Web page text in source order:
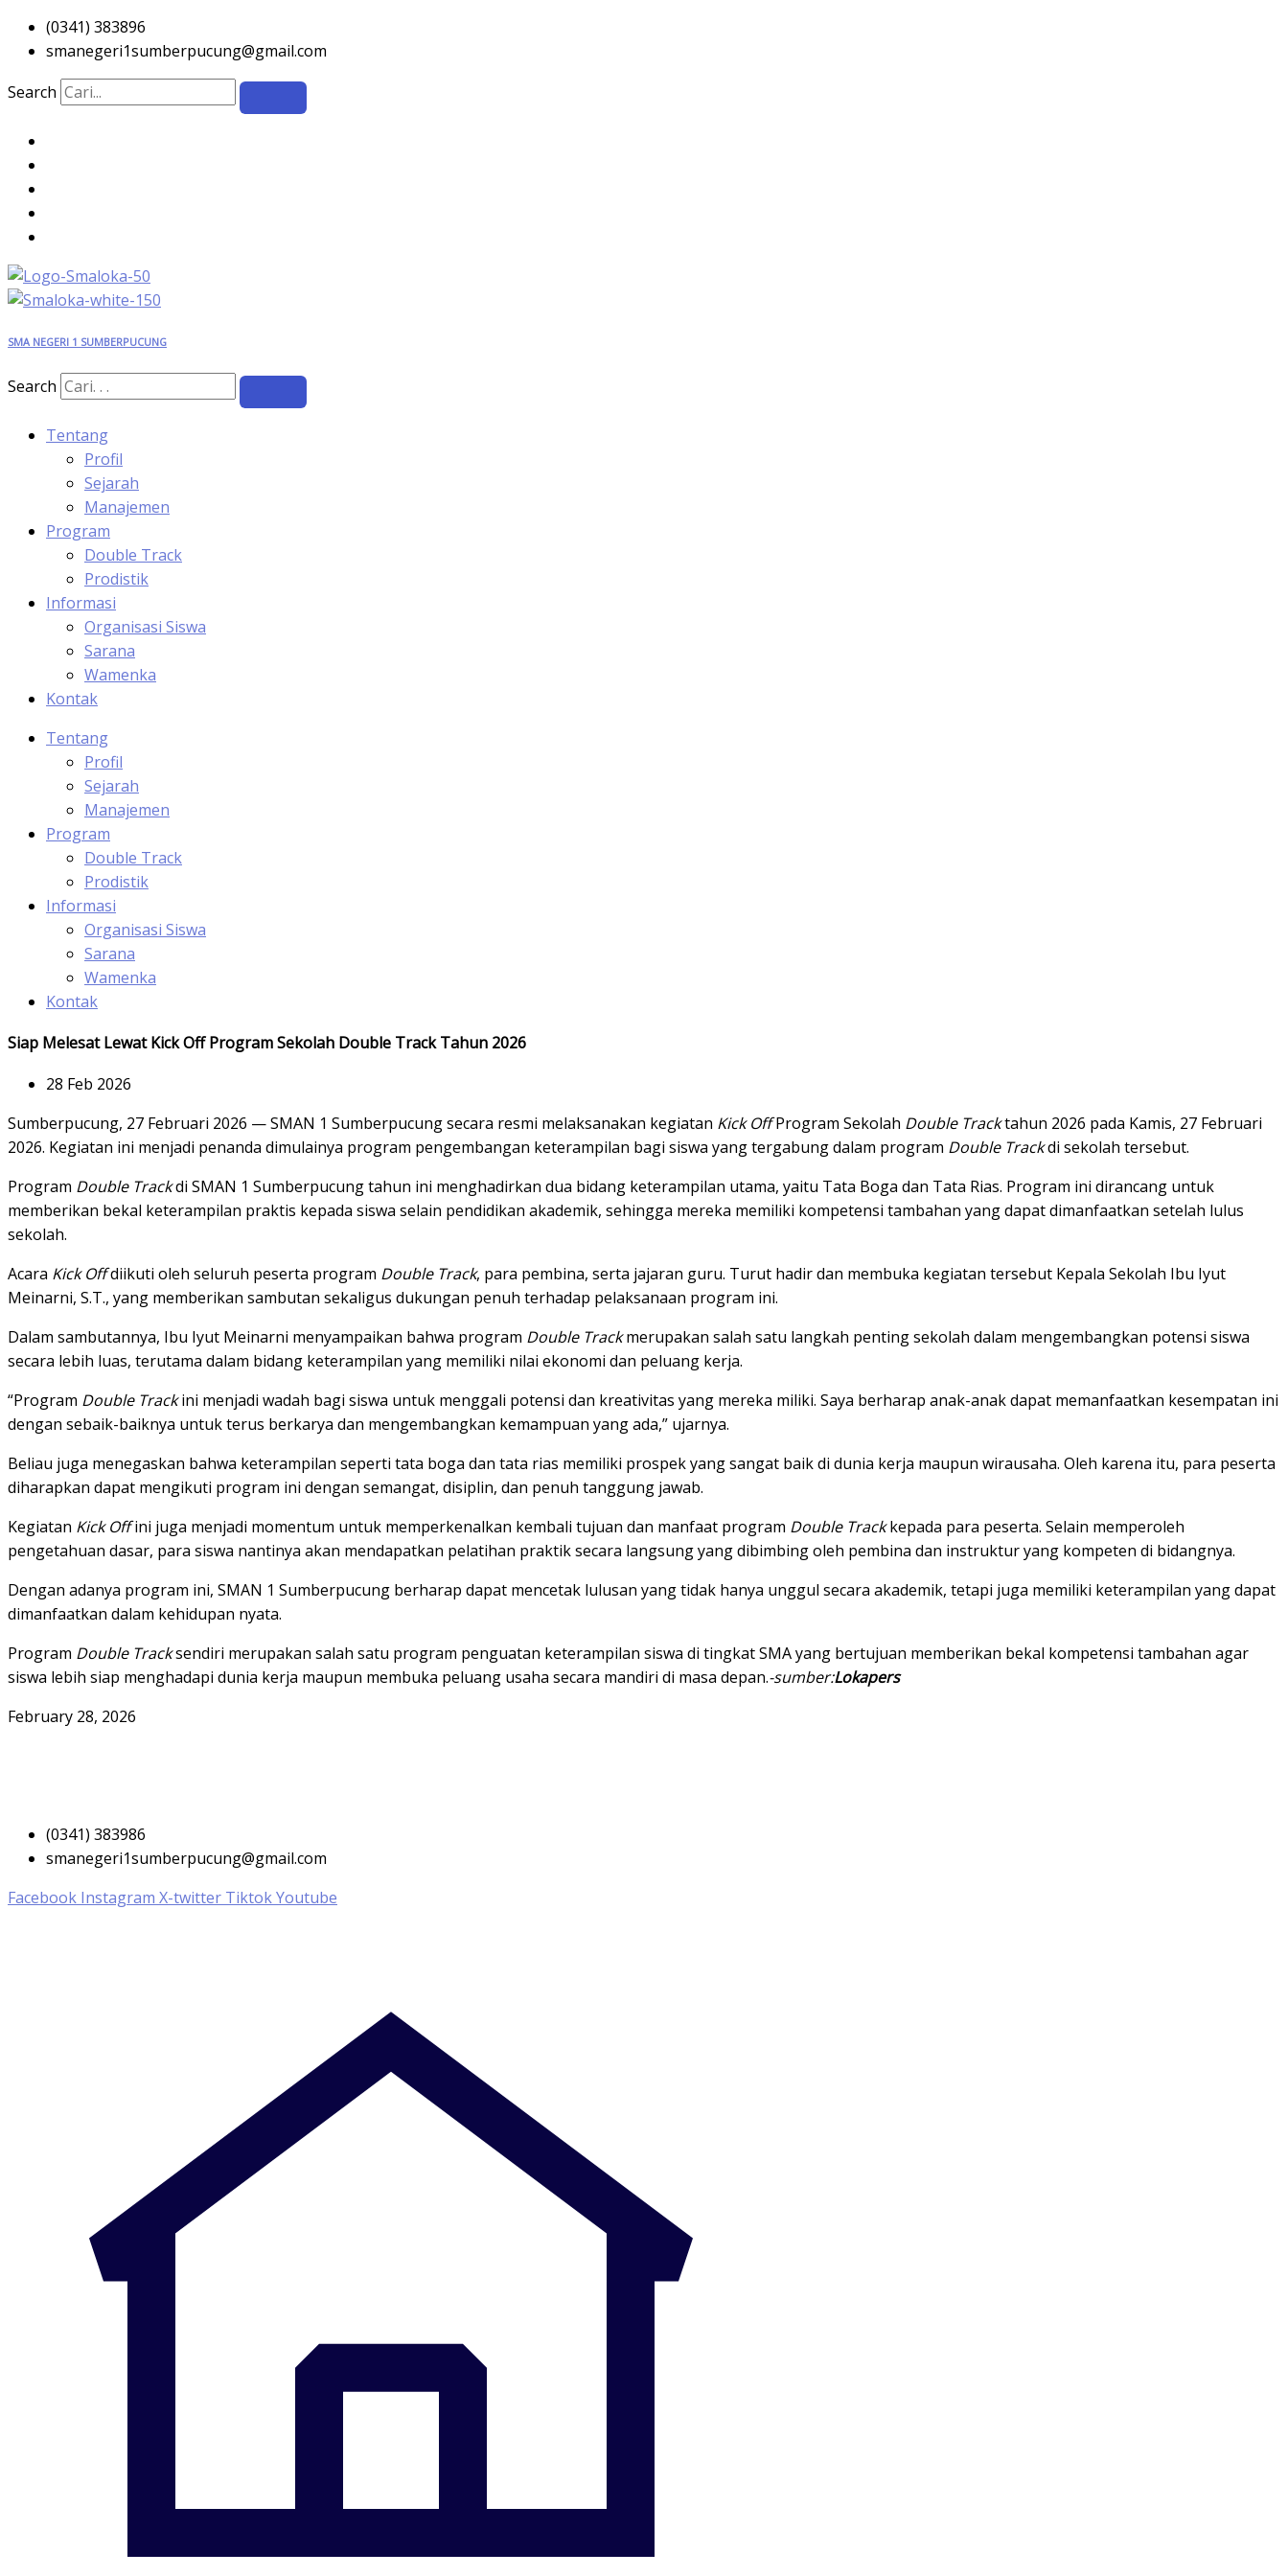
content
(0341) 383896
smanegeri1sumberpucung@gmail.com
Search
SMA NEGERI 1 SUMBERPUCUNG
Search
Tentang
Profil
Sejarah
Manajemen
Program
Double Track
Prodistik
Informasi
Organisasi Siswa
Sarana
Wamenka
Kontak
Tentang
Profil
Sejarah
Manajemen
Program
Double Track
Prodistik
Informasi
Organisasi Siswa
Sarana
Wamenka
Kontak
Siap Melesat Lewat Kick Off Program Sekolah Double Track Tahun 2026
28 Feb 2026
Sumberpucung, 27 Februari 2026 — SMAN 1 Sumberpucung secara resmi melaksanakan kegiatan Kick OffProgram Sekolah Double Tracktahun 2026 pada Kamis, 27 Februari
2026. Kegiatan ini menjadi penanda dimulainya program pengembangan keterampilan bagi siswa yang tergabung dalam program Double Trackdi sekolah tersebut.
Program Double Trackdi SMAN 1 Sumberpucung tahun ini menghadirkan dua bidang keterampilan utama, yaitu Tata Boga dan Tata Rias. Program ini dirancang untuk
memberikan bekal keterampilan praktis kepada siswa selain pendidikan akademik, sehingga mereka memiliki kompetensi tambahan yang dapat dimanfaatkan setelah lulus
sekolah.
Acara Kick Offdiikuti oleh seluruh peserta program Double Track, para pembina, serta jajaran guru. Turut hadir dan membuka kegiatan tersebut Kepala Sekolah Ibu Iyut
Meinarni, S.T., yang memberikan sambutan sekaligus dukungan penuh terhadap pelaksanaan program ini.
Dalam sambutannya, Ibu Iyut Meinarni menyampaikan bahwa program Double Trackmerupakan salah satu langkah penting sekolah dalam mengembangkan potensi siswa
secara lebih luas, terutama dalam bidang keterampilan yang memiliki nilai ekonomi dan peluang kerja.
“Program Double Trackini menjadi wadah bagi siswa untuk menggali potensi dan kreativitas yang mereka miliki. Saya berharap anak-anak dapat memanfaatkan kesempatan ini
dengan sebaik-baiknya untuk terus berkarya dan mengembangkan kemampuan yang ada,” ujarnya.
Beliau juga menegaskan bahwa keterampilan seperti tata boga dan tata rias memiliki prospek yang sangat baik di dunia kerja maupun wirausaha. Oleh karena itu, para peserta
diharapkan dapat mengikuti program ini dengan semangat, disiplin, dan penuh tanggung jawab.
Kegiatan Kick Offini juga menjadi momentum untuk memperkenalkan kembali tujuan dan manfaat program Double Trackkepada para peserta. Selain memperoleh
pengetahuan dasar, para siswa nantinya akan mendapatkan pelatihan praktik secara langsung yang dibimbing oleh pembina dan instruktur yang kompeten di bidangnya.
Dengan adanya program ini, SMAN 1 Sumberpucung berharap dapat mencetak lulusan yang tidak hanya unggul secara akademik, tetapi juga memiliki keterampilan yang dapat
dimanfaatkan dalam kehidupan nyata.
Program Double Tracksendiri merupakan salah satu program penguatan keterampilan siswa di tingkat SMA yang bertujuan memberikan bekal kompetensi tambahan agar
siswa lebih siap menghadapi dunia kerja maupun membuka peluang usaha secara mandiri di masa depan.-sumber:Lokapers
February 28, 2026
(0341) 383986
smanegeri1sumberpucung@gmail.com
Facebook Instagram X-twitter TiktokYoutube